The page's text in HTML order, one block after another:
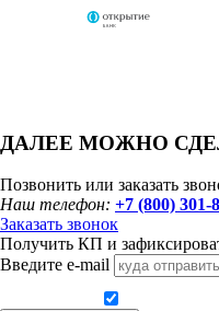
ДАЛЕЕ МОЖНО
Позвонить или заказать
Наш телефон: +7 (800) 301-
Заказать звонок
Получить КП и
Введите e-mail